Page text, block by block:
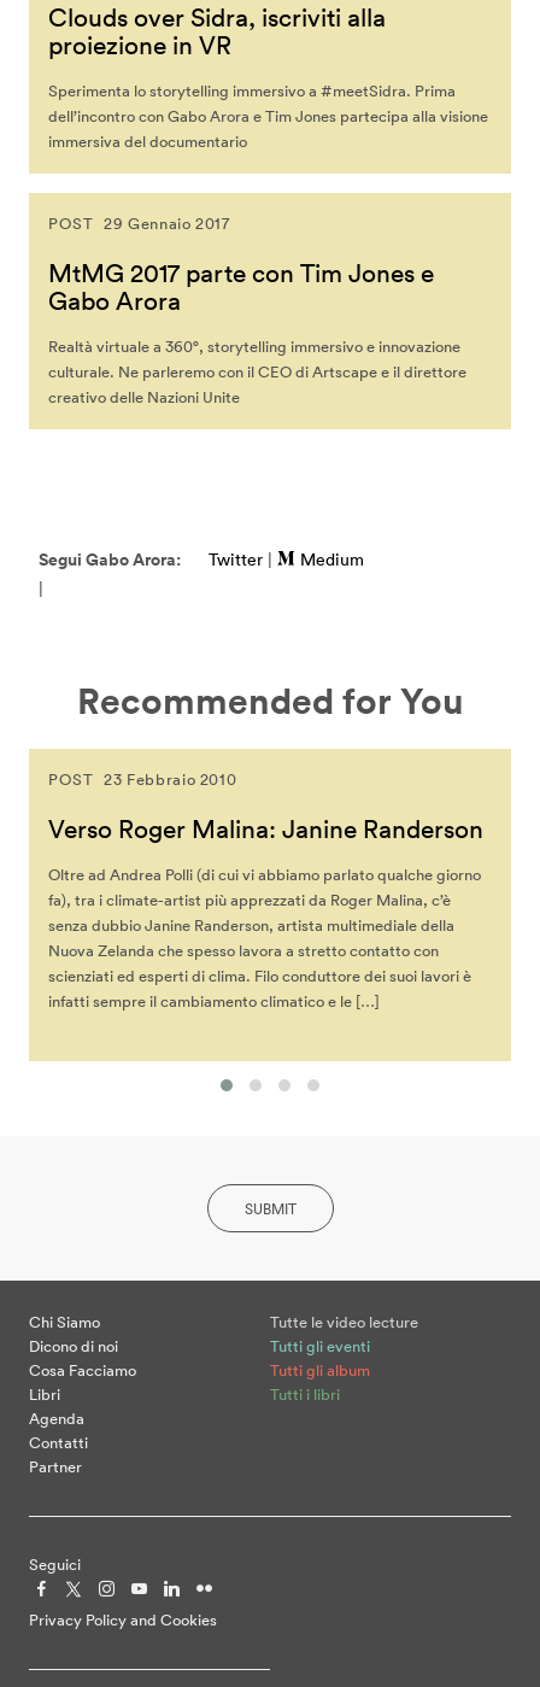
Clouds over Sidra, iscriviti alla
proiezione in VR
Sperimenta lo storytelling immersivo a #meetSidra. Prima
dell’incontro con Gabo Arora e Tim Jones partecipa alla visione
immersiva del documentario
POST 29 Gennaio 2017
MtMG 2017 parte con Tim Jones e
Gabo Arora
Realtà virtuale a 360°, storytelling immersivo e innovazione
culturale. Ne parleremo con il CEO di Artscape e il direttore
creativo delle Nazioni Unite
Segui Gabo Arora: Twitter |
Medium
|
Recommended for You
POST 23 Febbraio 2010
Verso Roger Malina: Janine Randerson
Oltre ad Andrea Polli (di cui vi abbiamo parlato qualche giorno
fa), tra i climate-artist più apprezzati da Roger Malina, c’è
senza dubbio Janine Randerson, artista multimediale della
Nuova Zelanda che spesso lavora a stretto contatto con
scienziati ed esperti di clima. Filo conduttore dei suoi lavori è
infatti sempre il cambiamento climatico e le […]
SUBMIT
Chi Siamo
Dicono di noi
Cosa Facciamo
Libri
Agenda
Contatti
Partner
Tutte le video lecture
Tutti gli eventi
Tutti gli album
Tutti i libri
Seguici
Privacy Policy and Cookies